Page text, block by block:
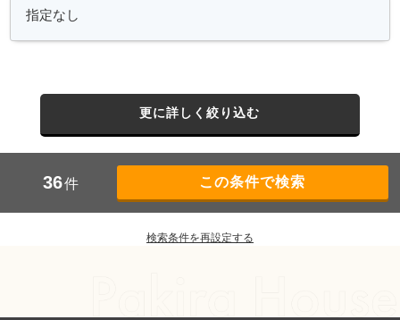
更に詳しく絞り込む
36件
検索条件を再設定する